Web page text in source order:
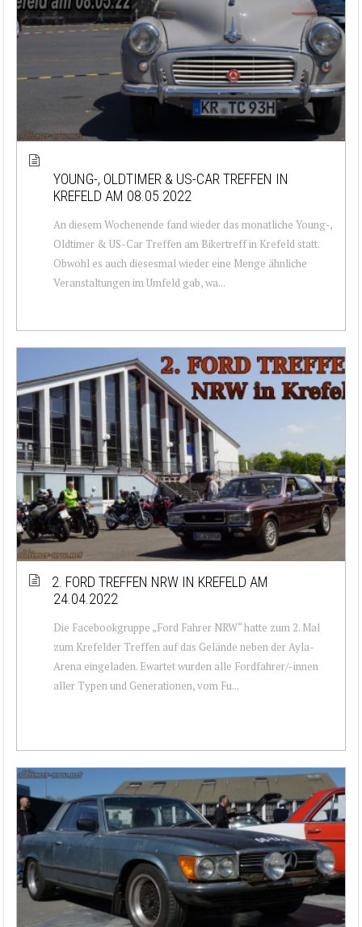
YOUNG-, OLDTIMER & US-CAR TREFFEN IN
KREFELD AM 08.05.2022
An diesem Wochenende fand wieder das monatliche Young-,
Oldtimer & US-Car Treffen am Bikertreff in Krefeld statt.
Obwohl es auch diesesmal wieder eine Menge ähnliche
Veranstaltungen im Umfeld gab, wa...
2. FORD TREFFEN NRW IN KREFELD AM
24.04.2022
Die Facebookgruppe „Ford Fahrer NRW“ hatte zum 2. Mal
zum Krefelder Treffen auf das Gelände neben der Ayla-
Arena eingeladen. Ewartet wurden alle Fordfahrer/-innen
aller Typen und Generationen, vom Fu...